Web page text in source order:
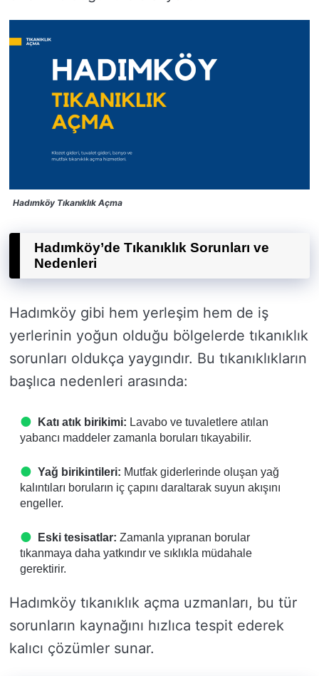
Hadımköy Tıkanıklık Açma
Hadımköy’de Tıkanıklık Sorunları ve
Nedenleri
Hadımköy gibi hem yerleşim hem de iş
yerlerinin yoğun olduğu bölgelerde tıkanıklık
sorunları oldukça yaygındır. Bu tıkanıklıkların
başlıca nedenleri arasında:
Katı atık birikimi: Lavabo ve tuvaletlere atılan
yabancı maddeler zamanla boruları tıkayabilir.
Yağ birikintileri: Mutfak giderlerinde oluşan yağ
kalıntıları boruların iç çapını daraltarak suyun akışını
engeller.
Eski tesisatlar: Zamanla yıpranan borular
tıkanmaya daha yatkındır ve sıklıkla müdahale
gerektirir.
Hadımköy tıkanıklık açma uzmanları, bu tür
sorunların kaynağını hızlıca tespit ederek
kalıcı çözümler sunar.